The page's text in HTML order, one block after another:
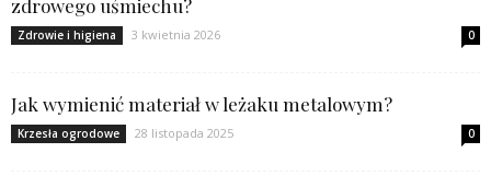
zdrowego uśmiechu?
Zdrowie i higiena 3 kwietnia 2026 0
Jak wymienić materiał w leżaku metalowym?
Krzesła ogrodowe 28 listopada 2025 0